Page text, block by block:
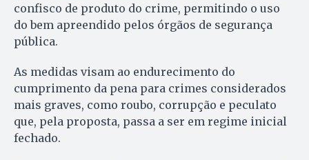
confisco de produto do crime, permitindo o uso
do bem apreendido pelos órgãos de segurança
pública.
As medidas visam ao endurecimento do
cumprimento da pena para crimes considerados
mais graves, como roubo, corrupção e peculato
que, pela proposta, passa a ser em regime inicial
fechado.